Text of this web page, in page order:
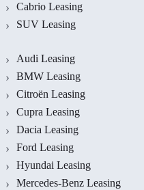
Cabrio Leasing
SUV Leasing
Audi Leasing
BMW Leasing
Citroën Leasing
Cupra Leasing
Dacia Leasing
Ford Leasing
Hyundai Leasing
Mercedes-Benz Leasing